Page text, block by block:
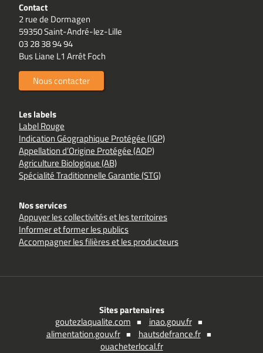
Contact
2 rue de Dormagen
59350 Saint-André-lez-Lille
03 28 38 94 94
Bus Liane L1 Arrêt Foch
Nous contacter
Les labels
Label Rouge
Indication Géographique Protégée (IGP)
Appellation d’Origine Protégée (AOP)
Agriculture Biologique (AB)
Spécialité Traditionnelle Garantie (STG)
Nos services
Appuyer les collectivités et les territoires
Informer et former les publics
Accompagner les filières et les producteurs
Sites partenaires
goutezlaqualite.com
inao.gouv.fr
alimentation.gouv.fr
hautsdefrance.fr
ouacheterlocal.fr